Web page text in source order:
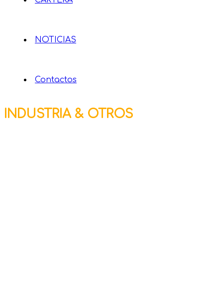
NOTICIAS
Contactos
INDUSTRIA & OTROS